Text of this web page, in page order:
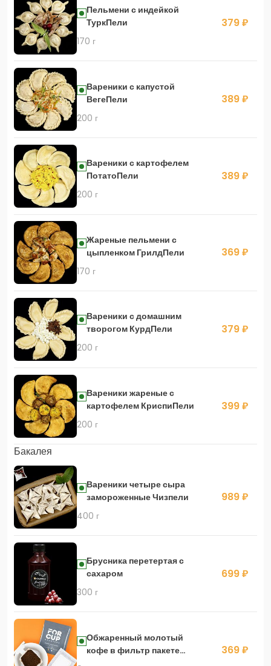
Пельмени с индейкой
ТуркПели
170 г
379 ₽
Вареники с капустой
ВегеПели
200 г
389 ₽
Вареники с картофелем
ПотатоПели
200 г
389 ₽
Жареные пельмени с
цыпленком ГрилдПели
170 г
369 ₽
Вареники с домашним
творогом КурдПели
200 г
379 ₽
Вареники жареные с
картофелем КриспиПели
200 г
399 ₽
Бакалея
Вареники четыре сыра
замороженные Чизпели
400 г
989 ₽
Брусника перетертая с
сахаром
300 г
699 ₽
Обжаренный молотый
кофе в фильтр пакете
369 ₽